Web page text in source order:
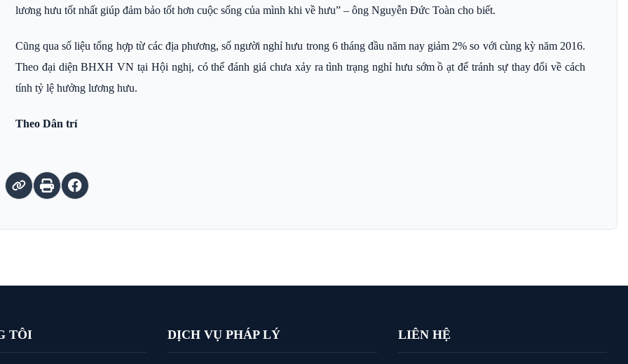
lương hưu tốt nhất giúp đảm bảo tốt hơn cuộc sống của mình khi về hưu” – ông Nguyễn Đức Toàn cho biết.
Cũng qua số liệu tổng hợp từ các địa phương, số người nghỉ hưu trong 6 tháng đầu năm nay giảm 2% so với cùng kỳ năm 2016.
Theo đại diện BHXH VN tại Hội nghị, có thể đánh giá chưa xảy ra tình trạng nghỉ hưu sớm ồ ạt để tránh sự thay đổi về cách
tính tỷ lệ hưởng lương hưu.
Theo Dân trí
TÔI DỊCH VỤ PHÁP LÝ LIÊN HỆ